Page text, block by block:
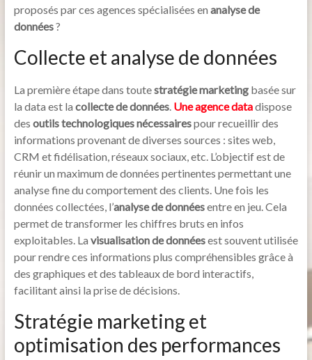
proposés par ces agences spécialisées en analyse de
données?
Collecte et analyse de données
La première étape dans toutestratégie marketingbasée sur
la data est la collecte de données. Une agence datadispose
des outils technologiques nécessairespour recueillir des
informations provenant de diverses sources : sites web,
CRM et fidélisation, réseaux sociaux, etc. L’objectif est de
réunir un maximum de données pertinentes permettant une
analyse fine du comportement des clients. Une fois les
données collectées, l’analyse de donnéesentre en jeu. Cela
permet de transformer les chiffres bruts en infos
exploitables. La visualisation de donnéesest souvent utilisée
pour rendre ces informations plus compréhensibles grâce à
des graphiques et des tableaux de bord interactifs,
facilitant ainsi la prise de décisions.
Stratégie marketing et
optimisation des performances